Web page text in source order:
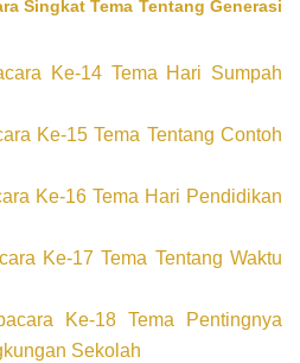
Singkat Tema Tentang Generasi
Ke-14 Tema Hari Sumpah
Ke-15 Tema Tentang Contoh
Ke-16 Tema Hari Pendidikan
Ke-17 Tema Tentang Waktu
Ke-18 Tema Pentingnya
Sekolah